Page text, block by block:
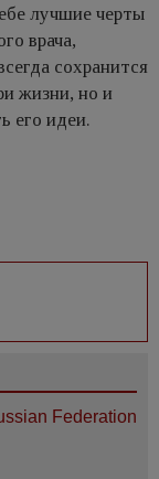
лучшие черты
врача,
сохранится
жизни, но и
его идеи.
Federation